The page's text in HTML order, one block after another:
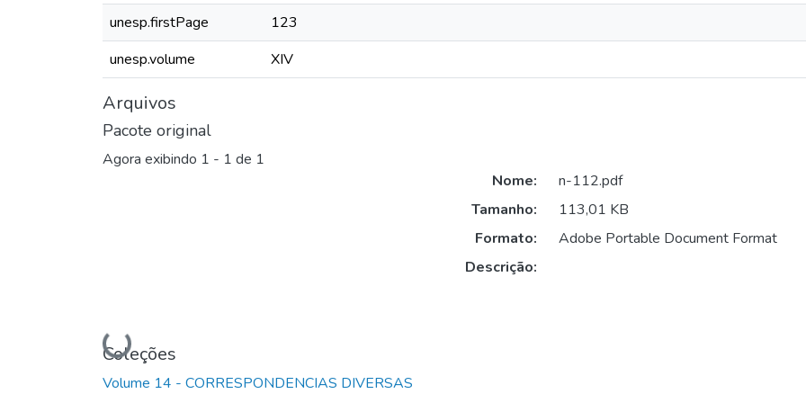
unesp.firstPage
123
unesp.volume
XIV
Arquivos
Pacote original
Agora exibindo 1 - 1 de 1
Carregando...
Nome:
n-112.pdf
Tamanho:
113,01 KB
Formato:
Adobe Portable Document Format
Descrição:
Coleções
Volume 14 - CORRESPONDENCIAS DIVERSAS